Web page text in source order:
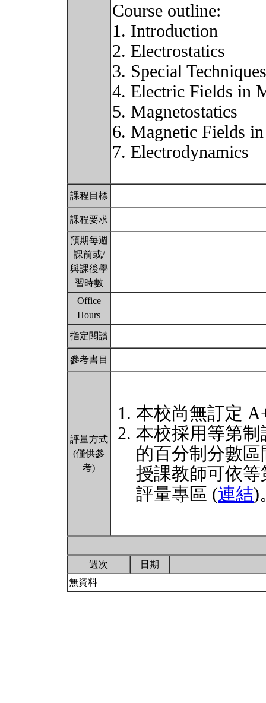
Course outline:
1. Introduction
2. Electrostatics
3. Special Techniques
4. Electric Fields in
5. Magnetostatics
6. Magnetic Fields
7. Electrodynamics
課程目標
課程要求
預期每週
課前或/
與課後學
習時數
Office
Hours
指定閱讀
參考書目
評量方式
(僅供參
考)
本校尚無訂定
本校採用等第
的百分制分數
授課教師可依
評量專區 (連結)
週次
日期
無資料